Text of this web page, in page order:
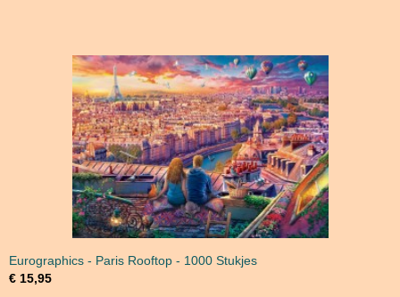
Eurographics - Paris Rooftop - 1000 Stukjes
€ 15,95